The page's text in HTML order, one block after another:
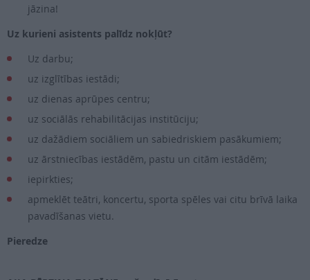
jāzina!
Uz kurieni asistents palīdz nokļūt?
Uz darbu;
uz izglītības iestādi;
uz dienas aprūpes centru;
uz sociālās rehabilitācijas institūciju;
uz dažādiem sociāliem un sabiedriskiem pasākumiem;
uz ārstniecības iestādēm, pastu un citām iestādēm;
iepirkties;
apmeklēt teātri, koncertu, sporta spēles vai citu brīvā laika
pavadīšanas vietu.
Pieredze